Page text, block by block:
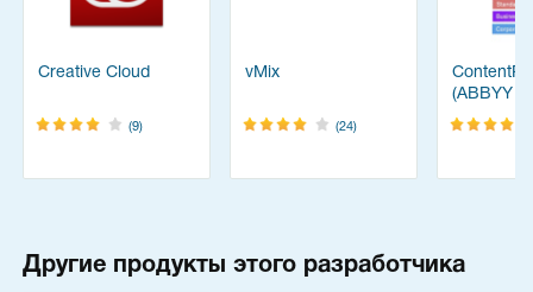
Creative Cloud
(9)
vMix
(24)
(ABBYY
Другие продукты этого разработчика